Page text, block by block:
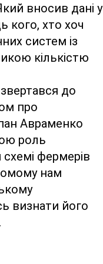
вносив дані у
кого, хто хоч
систем із
кількістю
до
про
пан Авраменко
роль
схемі фермерів
нам
визнати його